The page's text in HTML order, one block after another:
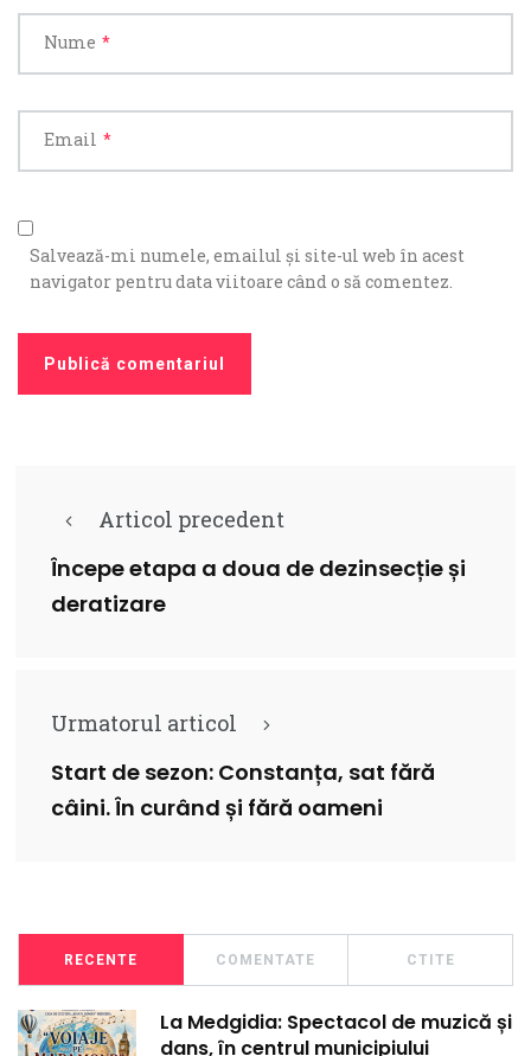
Nume *
Email *
Salvează-mi numele, emailul și site-ul web în acest
navigator pentru data viitoare când o să comentez.
Articol precedent
Începe etapa a doua de dezinsecție și
deratizare
Urmatorul articol
Start de sezon: Constanța, sat fără
câini. În curând și fără oameni
RECENTE COMENTATE CTITE
La Medgidia: Spectacol de muzică și
dans, în centrul municipiului